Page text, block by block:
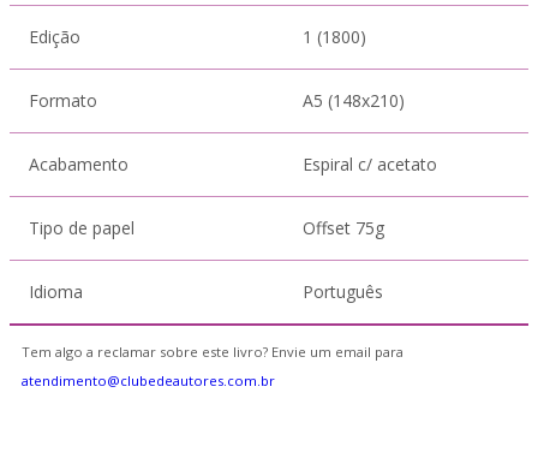
Edição 1 (1800)
Formato A5 (148x210)
Acabamento Espiral c/ acetato
Tipo de papel Offset 75g
Idioma Português
Tem algo a reclamar sobre este livro? Envie um email para
atendimento@clubedeautores.com.br